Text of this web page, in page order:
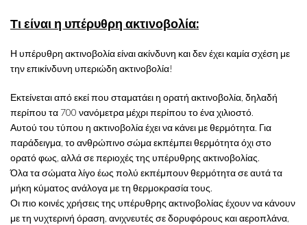
Τι είναι η υπέρυθρη ακτινοβολία:
Η υπέρυθρη ακτινοβολία είναι ακίνδυνη και δεν έχει καμία σχέση με
την επικίνδυνη υπεριώδη ακτινοβολία!
Εκτείνεται από εκεί που σταματάει η ορατή ακτινοβολία, δηλαδή
περίπου τα 700 νανόμετρα μέχρι περίπου το ένα χιλιοστό.
Αυτού του τύπου η ακτινοβολία έχει να κάνει με θερμότητα. Για
παράδειγμα, το ανθρώπινο σώμα εκπέμπει θερμότητα όχι στο
ορατό φως, αλλά σε περιοχές της υπέρυθρης ακτινοβολίας.
Όλα τα σώματα λίγο έως πολύ εκπέμπουν θερμότητα σε αυτά τα
μήκη κύματος ανάλογα με τη θερμοκρασία τους.
Οι πιο κοινές χρήσεις της υπέρυθρης ακτινοβολίας έχουν να κάνουν
με τη νυχτερινή όραση, ανιχνευτές σε δορυφόρους και αεροπλάνα,